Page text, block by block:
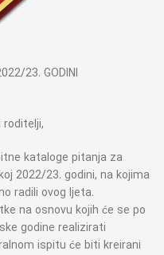
23. GODINI
roditelji,
kataloge pitanja za
2022/23. godini, na kojima
radili ovog ljeta.
na osnovu kojih će se po
godine realizirati
ispitu će biti kreirani